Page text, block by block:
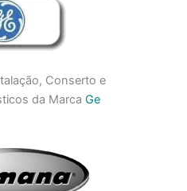
Conserto e
da Marca Ge